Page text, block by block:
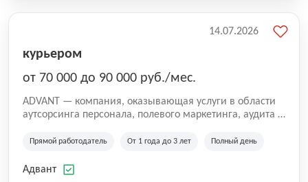
курьером
от 70 000 до 90 000 руб./мес.
ADVANT — компания, оказывающая услуги в области
аутсорсинга персонала, полевого маркетинга, аудита и
региональных клиентов. Мы работаем на рынке с
Казахстана и Беларуси, сотрудничая с компаниями из
Прямой работодатель От 1 года до 3 лет Полный день
Адвант
14.07.2026